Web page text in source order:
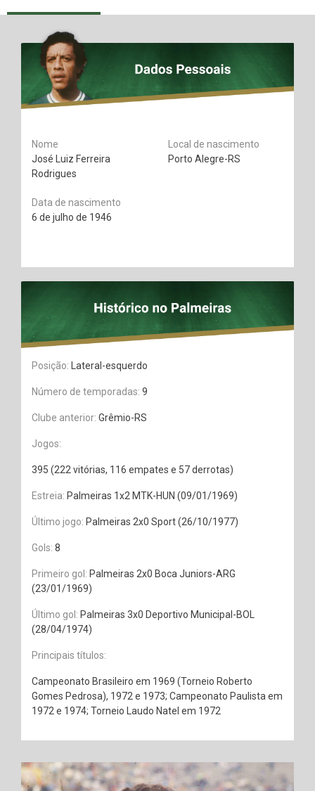
Nome
José Luiz Ferreira
Rodrigues
Data de nascimento
6 de julho de 1946
Local de nascimento
Porto Alegre-RS
Posição: Lateral-esquerdo
Número de temporadas: 9
Clube anterior: Grêmio-RS
Jogos:
395 (222 vitórias, 116 empates e 57 derrotas)
Estreia: Palmeiras 1x2 MTK-HUN (09/01/1969)
Último jogo: Palmeiras 2x0 Sport (26/10/1977)
Gols: 8
Primeiro gol: Palmeiras 2x0 Boca Juniors-ARG
(23/01/1969)
Último gol: Palmeiras 3x0 Deportivo Municipal-BOL
(28/04/1974)
Principais títulos:
Campeonato Brasileiro em 1969 (Torneio Roberto
Gomes Pedrosa), 1972 e 1973; Campeonato Paulista em
1972 e 1974; Torneio Laudo Natel em 1972